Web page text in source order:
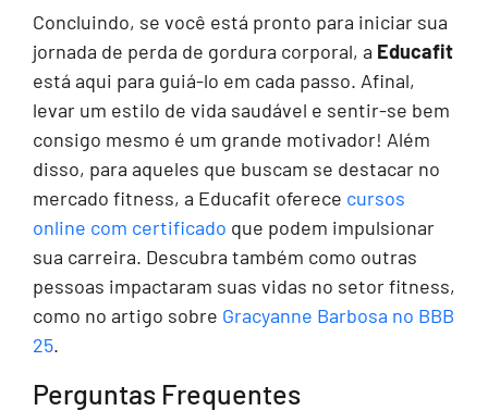
Concluindo, se você está pronto para iniciar sua
jornada de perda de gordura corporal, a Educafit
está aqui para guiá-lo em cada passo. Afinal,
levar um estilo de vida saudável e sentir-se bem
consigo mesmo é um grande motivador! Além
disso, para aqueles que buscam se destacar no
mercado fitness, a Educafit oferece cursos
online com certificado que podem impulsionar
sua carreira. Descubra também como outras
pessoas impactaram suas vidas no setor fitness,
como no artigo sobre Gracyanne Barbosa no BBB
25.
Perguntas Frequentes